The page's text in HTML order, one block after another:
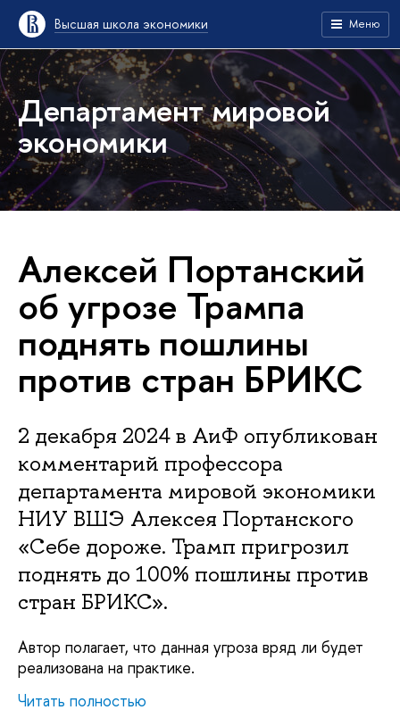
Высшая школа экономики Меню
Департамент мировой
экономики
Алексей Портанский
об угрозе Трампа
поднять пошлины
против стран БРИКС
2 декабря 2024 в АиФ опубликован
комментарий профессора
департамента мировой экономики
НИУ ВШЭ Алексея Портанского
«Себе дороже. Трамп пригрозил
поднять до 100% пошлины против
стран БРИКС».
Автор полагает, что данная угроза вряд ли будет
реализована на практике.
Читать полностью